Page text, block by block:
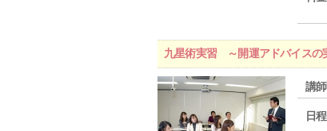
九星術実習 ～開運アドバイスの
講師
日程